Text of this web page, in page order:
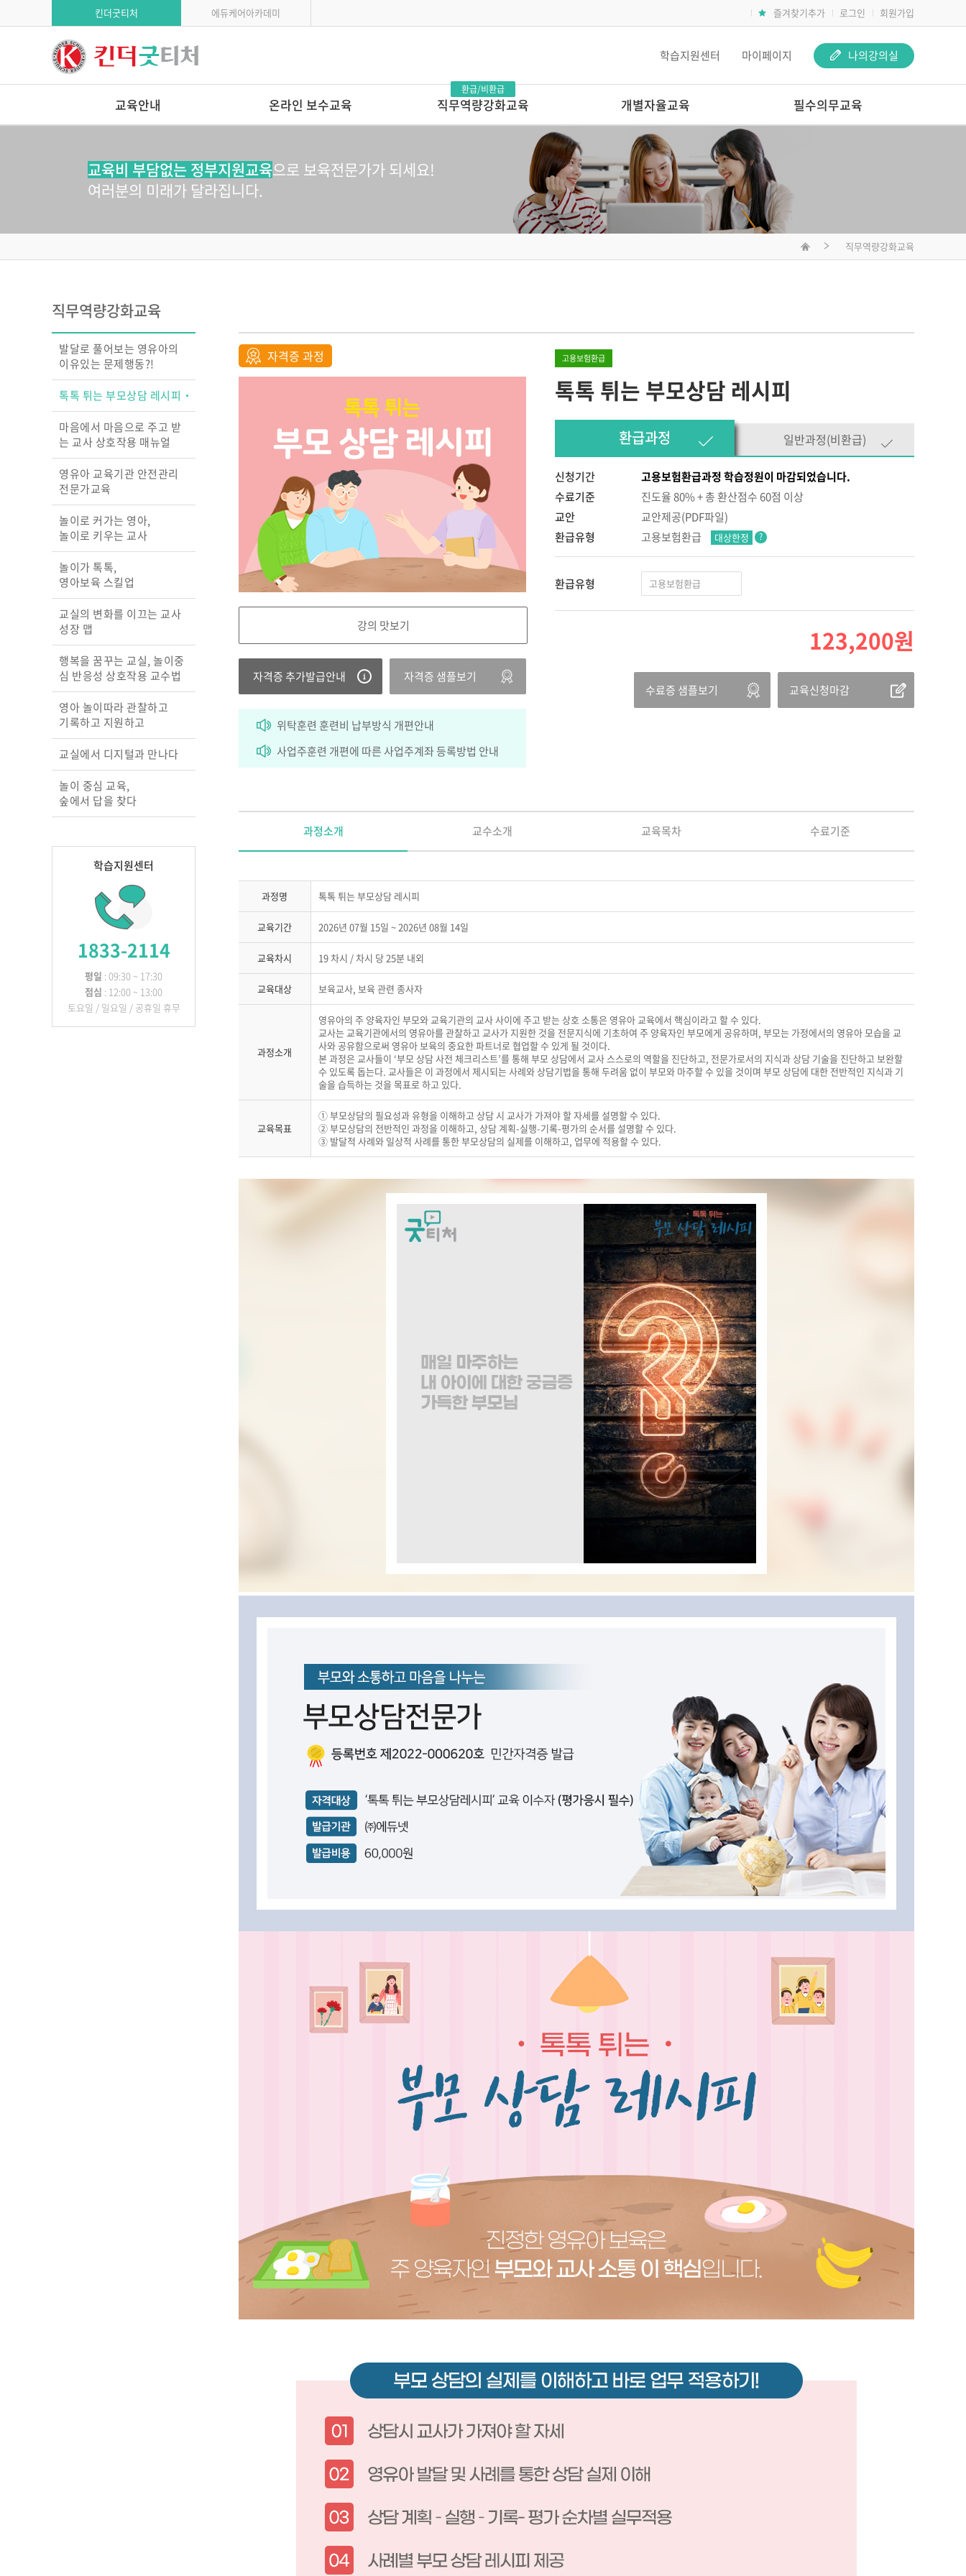
킨더굿티처 에듀케어아카데미 즐겨찾기추가 로그인 회원가입
학습지원센터 마이페이지 나의강의실
교육안내 온라인 보수교육
환급/비환급
직무역량강화교육 개별자율교육 필수의무교육
학습자유의사항
연간교육일정
톡톡 튀는 부모상담 레시피
마음에서 마음으로 주고 받는 교사
영유아 교육기관 안전관리 전문가교육
놀이로 키우는 교사
교실에서 디지털과 만나다
단 하루로 완성하는 교사 전문가 온라
앞서가는 교육기관의 놀이교육 들여다
보기 - 시리즈1
다른 교육기관 선생님은 어떻게 놀이
를 지원할까? - 시리즈1
놀이를 사진으로 기록할 줄 아는 교사
[부모성장 프로젝트]
우리 아이의 이유있는 문제행동?!
Outdoor에서 성장하는 아이들
숲에서 놀자
현장밀착 유아중심 놀이중심 보육과정
개정 누리과정의 장애통합 현장 적용
필수의무교육
영유아안전교육
어린이안전교육
교육비 부담없는 정부지원교육으로 보육전문가가 되세요!
여러분의 미래가 달라집니다.
직무역량강화교육
직무역량강화교육
발달로 풀어보는 영유아의
이유있는 문제행동?!
톡톡 튀는 부모상담 레시피
마음에서 마음으로 주고 받
는 교사 상호작용 매뉴얼
영유아 교육기관 안전관리
전문가교육
놀이로 커가는 영아,
놀이로 키우는 교사
놀이가 톡톡,
영아보육 스킬업
교실의 변화를 이끄는 교사
성장 맵
행복을 꿈꾸는 교실, 놀이중
심 반응성 상호작용 교수법
영아 놀이따라 관찰하고
기록하고 지원하고
교실에서 디지털과 만나다
놀이 중심 교육,
숲에서 답을 찾다
학습지원센터
1833-2114
평일 : 09:30 ~ 17:30
점심 : 12:00 ~ 13:00
토요일 / 일요일 / 공휴일 휴무
자격증 과정 고용보험환급
강의 맛보기
자격증 추가발급안내 자격증 샘플보기
위탁훈련 훈련비 납부방식 개편안내
사업주훈련 개편에 따른 사업주계좌 등록방법 안내
톡톡 튀는 부모상담 레시피
환급과정 일반과정(비환급)
신청기간
고용보험환급과정 학습정원이 마감되었습니다.
수료기준
진도율 80% + 총 환산점수 60점 이상
교안
교안제공(PDF파일)
환급유형
고용보험환급 대상한정 ?
환급유형 고용보험환급
123,200원
교육신청마감
수료증 샘플보기
과정소개 교수소개 교육목차 수료기준
과정명 톡톡 튀는 부모상담 레시피
교육기간 2026년 07월 15일 ~ 2026년 08월 14일
교육차시 19 차시 / 차시 당 25분 내외
교육대상 보육교사, 보육 관련 종사자
과정소개
영유아의 주 양육자인 부모와 교육기관의 교사 사이에 주고 받는 상호 소통은 영유아 교육에서 핵심이라고 할 수 있다.
교사는 교육기관에서의 영유아를 관찰하고 교사가 지원한 것을 전문지식에 기초하여 주 양육자인 부모에게 공유하며, 부모는 가정에서의 영유아 모습을 교
사와 공유함으로써 영유아 보육의 중요한 파트너로 협업할 수 있게 될 것이다.
본 과정은 교사들이 ‘부모 상담 사전 체크리스트’를 통해 부모 상담에서 교사 스스로의 역할을 진단하고, 전문가로서의 지식과 상담 기술을 진단하고 보완할
수 있도록 돕는다. 교사들은 이 과정에서 제시되는 사례와 상담기법을 통해 두려움 없이 부모와 마주할 수 있을 것이며 부모 상담에 대한 전반적인 지식과 기
술을 습득하는 것을 목표로 하고 있다.
교육목표
① 부모상담의 필요성과 유형을 이해하고 상담 시 교사가 가져야 할 자세를 설명할 수 있다.
② 부모상담의 전반적인 과정을 이해하고, 상담 계획-실행-기록-평가의 순서를 설명할 수 있다.
③ 발달적 사례와 일상적 사례를 통한 부모상담의 실제를 이해하고, 업무에 적용할 수 있다.